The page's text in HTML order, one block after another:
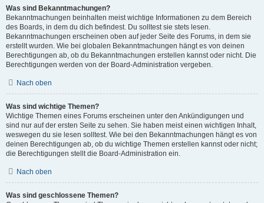
Was sind Bekanntmachungen?
Bekanntmachungen beinhalten meist wichtige Informationen zu dem Bereich
des Boards, in dem du dich befindest. Du solltest sie stets lesen.
Bekanntmachungen erscheinen oben auf jeder Seite des Forums, in dem sie
erstellt wurden. Wie bei globalen Bekanntmachungen hängt es von deinen
Berechtigungen ab, ob du Bekanntmachungen erstellen kannst oder nicht. Die
Berechtigungen werden von der Board-Administration vergeben.
Nach oben
Was sind wichtige Themen?
Wichtige Themen eines Forums erscheinen unter den Ankündigungen und
sind nur auf der ersten Seite zu sehen. Sie haben meist einen wichtigen Inhalt,
weswegen du sie lesen solltest. Wie bei den Bekanntmachungen hängt es von
deinen Berechtigungen ab, ob du wichtige Themen erstellen kannst oder nicht;
die Berechtigungen stellt die Board-Administration ein.
Nach oben
Was sind geschlossene Themen?